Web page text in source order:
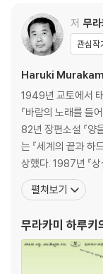
눈을 떴다가, 양옆에
들과 동거 생활을 시작
로미터나 떨어진 고
력감으로부터 벗어나
쌍둥이 자매와 기묘한
먼저 열중했었고 후
십’이라는 핀볼 머신
한 끝에 도쿄 근교 냉
재회 장면은 마치 나
의 발견은 새로운 상
징이라도 하듯 쌍둥이
저 무
관심작
Haruki
1949년 교토에서
『바람의 노래를 들
82년 장편소설 『양
는 『세계의 끝과 하
상했다. 1987년 『
는 베스트셀러 선풍
로 떠올랐다. 1994
타임스 ‘올해의 책’
펼쳐보기
무라카미 하루키